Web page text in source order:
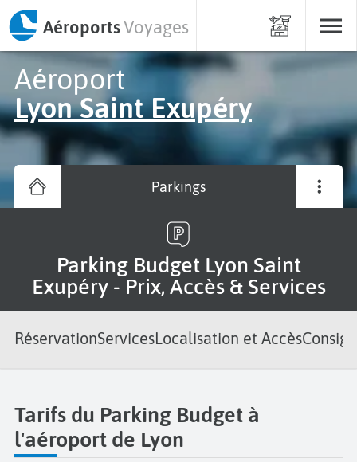
AéroportsVoyages
Aéroport
Lyon Saint Exupéry
Parkings
Parking Budget Lyon Saint
Exupéry - Prix, Accès & Services
RéservationServicesLocalisation et Accès
Tarifs du Parking Budget à
l'aéroport de Lyon